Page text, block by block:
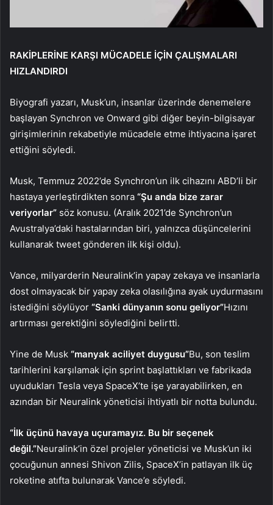
RAKİPLERİNE KARŞI MÜCADELE İÇİN ÇALIŞMALARI
HIZLANDIRDI
Biyografi yazarı, Musk’un, insanlar üzerinde denemelere
başlayan Synchron ve Onward gibi diğer beyin-bilgisayar
girişimlerinin rekabetiyle mücadele etme ihtiyacına işaret
ettiğini söyledi.
Musk, Temmuz 2022’de Synchron’un ilk cihazını ABD’li bir
hastaya yerleştirdikten sonra “Şu anda bize zarar
veriyorlar” söz konusu. (Aralık 2021’de Synchron’un
Avustralya’daki hastalarından biri, yalnızca düşüncelerini
kullanarak tweet gönderen ilk kişi oldu).
Vance, milyarderin Neuralink’in yapay zekaya ve insanlarla
dost olmayacak bir yapay zeka olasılığına ayak uydurmasını
istediğini söylüyor “Sanki dünyanın sonu geliyor”Hızını
artırması gerektiğini söylediğini belirtti.
Yine de Musk “manyak aciliyet duygusu”Bu, son teslim
tarihlerini karşılamak için sprint başlattıkları ve fabrikada
uyudukları Tesla veya SpaceX’te işe yarayabilirken, en
azından bir Neuralink yöneticisi ihtiyatlı bir notta bulundu.
“İlk üçünü havaya uçuramayız. Bu bir seçenek
değil.”Neuralink’in özel projeler yöneticisi ve Musk’un iki
çocuğunun annesi Shivon Zilis, SpaceX’in patlayan ilk üç
roketine atıfta bulunarak Vance’e söyledi.